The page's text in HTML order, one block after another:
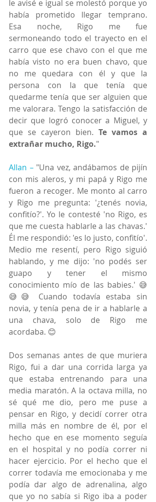
le avisé e igual se molestó porque yo
había prometido llegar temprano.
Esa noche, Rigo me fue
sermoneando todo el trayecto en el
carro que ese chavo con el que me
había visto no era buen chavo, que
no me quedara con él y que la
persona con la que tenía que
quedarme tenía que ser alguien que
me valorara. Tengo la satisfacción de
decir que logró conocer a Miguel, y
que se cayeron bien. Te vamos a
extrañar mucho, Rigo."
Allan – "Una vez, andábamos de pijín
con mis aleros, y mi papá y Rigo me
fueron a recoger. Me monto al carro
y Rigo me pregunta: '¿tenés novia,
confitío?'. Yo le contesté 'no Rigo, es
que me cuesta hablarle a las chavas.'
Él me respondió: 'es lo justo, confitío'.
Medio me resentí, pero Rigo siguió
hablando, y me dijo: 'no podés ser
guapo y tener el mismo
conocimiento mío de las babies.' 😅
😅😅 Cuando todavía estaba sin
novia, y tenía pena de ir a hablarle a
una chava, solo de Rigo me
acordaba. 😊
Dos semanas antes de que muriera
Rigo, fui a dar una corrida larga ya
que estaba entrenando para una
media maratón. A la octava milla, no
sé qué me dio, pero me puse a
pensar en Rigo, y decidí correr otra
milla más en nombre de él, por el
hecho que en ese momento seguía
en el hospital y no podía correr ni
hacer ejercicio. Por el hecho que el
correr todavía me emocionaba y me
podía dar algo de adrenalina, algo
que yo no sabía si Rigo iba a poder